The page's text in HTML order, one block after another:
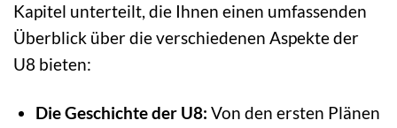
Kapitel unterteilt, die Ihnen einen umfassenden
Überblick über die verschiedenen Aspekte der
U8 bieten:
Die Geschichte der U8: Von den ersten Plänen